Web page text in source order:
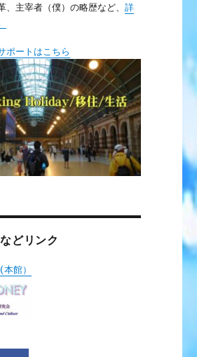
、主宰者（僕）の略歴など、 詳
ポートはこちら
どリンク
館）